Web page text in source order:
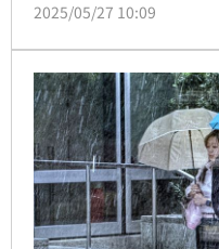
要大！
2025/05/27 10:09